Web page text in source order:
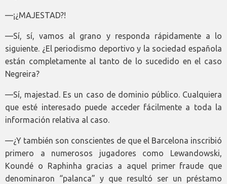
—¡¿MAJESTAD?!
—Sí, sí, vamos al grano y responda rápidamente a lo
siguiente. ¿El periodismo deportivo y la sociedad española
están completamente al tanto de lo sucedido en el caso
Negreira?
—Sí, majestad. Es un caso de dominio público. Cualquiera
que esté interesado puede acceder fácilmente a toda la
información relativa al caso.
—¿Y también son conscientes de que el Barcelona inscribió
primero a numerosos jugadores como Lewandowski,
Koundé o Raphinha gracias a aquel primer fraude que
denominaron “palanca” y que resultó ser un préstamo